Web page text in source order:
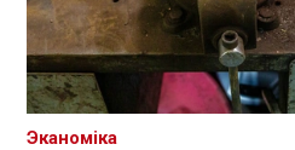
Эканоміка